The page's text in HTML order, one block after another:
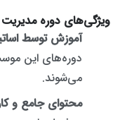
ویژگی‌های دوره
آموزش توسط
دوره‌های این
می‌شوند.
محتوای جامع و